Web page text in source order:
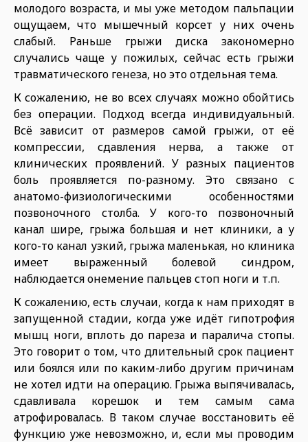
молодого возраста, и мы уже методом пальпации
ощущаем, что мышечный корсет у них очень
слабый. Раньше грыжи диска закономерно
случались чаще у пожилых, сейчас есть грыжи
травматического генеза, но это отдельная тема.
К сожалению, не во всех случаях можно обойтись
без операции. Подход всегда индивидуальный.
Всё зависит от размеров самой грыжи, от её
компрессии, сдавления нерва, а также от
клинических проявлений. У разных пациентов
боль проявляется по-разному. Это связано с
анатомо-физиологическими особенностями
позвоночного столба. У кого-то позвоночный
канал шире, грыжа большая и нет клиники, а у
кого-то канал узкий, грыжа маленькая, но клиника
имеет выраженный болевой синдром,
наблюдается онемение пальцев стоп ноги и т.п.
К сожалению, есть случаи, когда к нам приходят в
запущенной стадии, когда уже идёт гипотрофия
мышц ноги, вплоть до пареза и паралича стопы.
Это говорит о том, что длительный срок пациент
или боялся или по каким-либо другим причинам
не хотел идти на операцию. Грыжа выпячивалась,
сдавливала корешок и тем самым сама
атрофировалась. В таком случае восстановить её
функцию уже невозможно, и, если мы проводим